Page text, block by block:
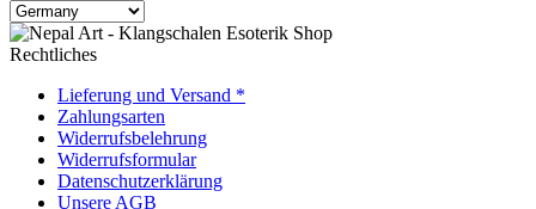
Rechtliches
Lieferung und Versand *
Zahlungsarten
Widerrufsbelehrung
Widerrufsformular
Datenschutzerklärung
Unsere AGB